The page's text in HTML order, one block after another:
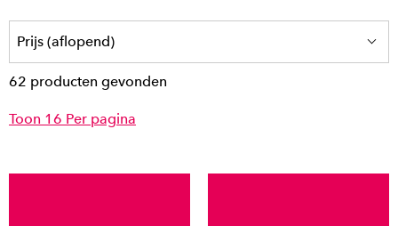
62 producten gevonden
Toon 16 Per pagina